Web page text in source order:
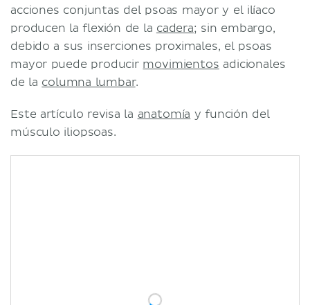
acciones conjuntas del psoas mayor y el ilíaco
producen la flexión de la cadera; sin embargo,
debido a sus inserciones proximales, el psoas
mayor puede producir movimientos adicionales
de la columna lumbar.
Este artículo revisa la anatomía y función del
músculo iliopsoas.